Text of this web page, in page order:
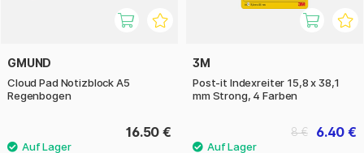
GMUND
Cloud Pad Notizblock A5
Regenbogen
16.50 €
3M
Post-it Indexreiter 15,8 x 38,1
mm Strong, 4 Farben
6.40 €
8 €